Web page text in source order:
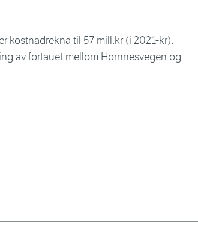
kostnadrekna til 57 mill.kr (i 2021-kr).
av fortauet mellom Hornnesvegen og